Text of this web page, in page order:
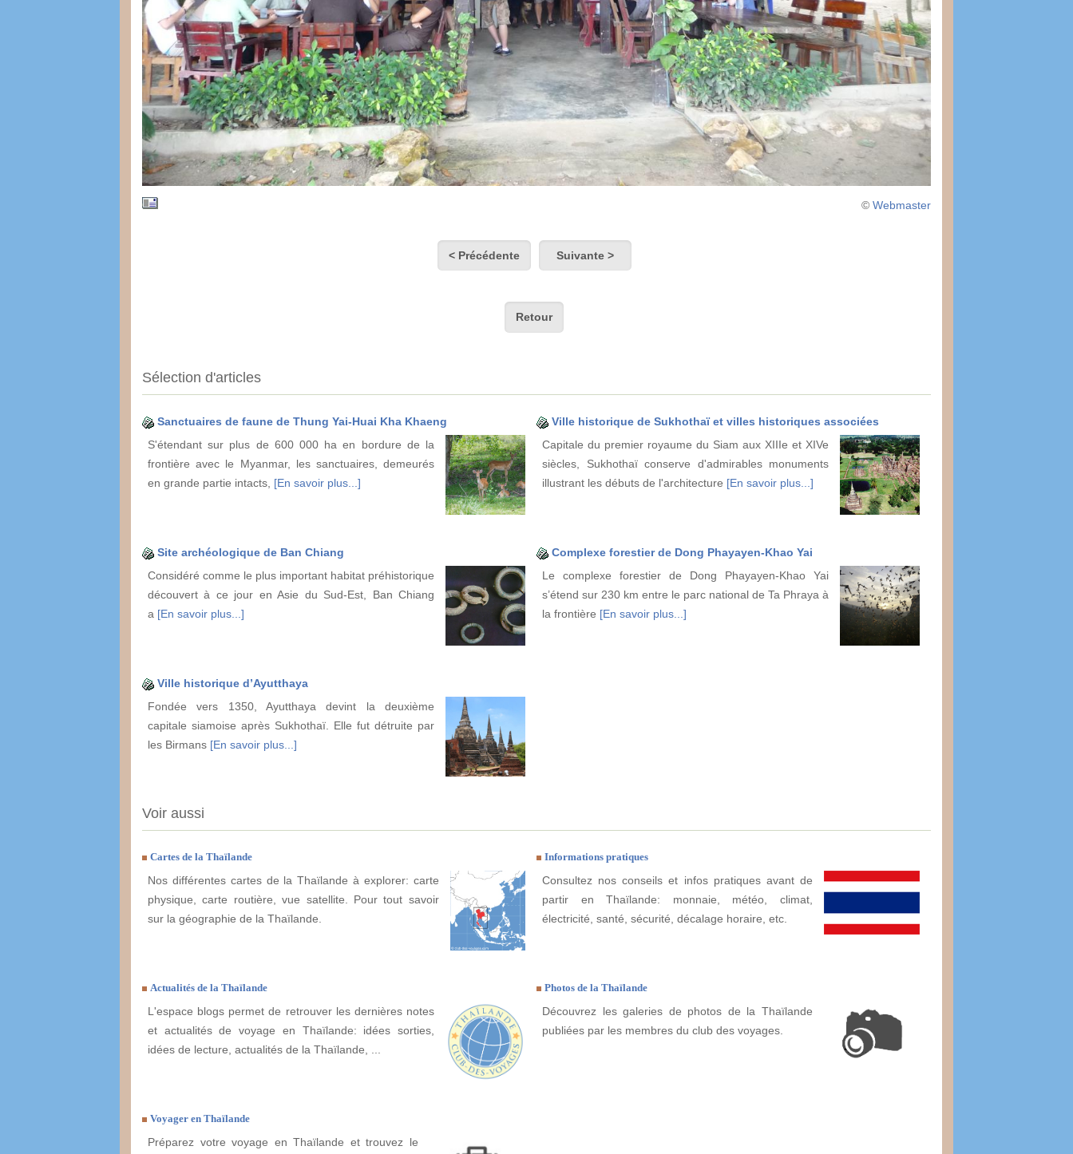
© Webmaster
< Précédente Suivante >
Retour
Sélection d'articles
Sanctuaires de faune de Thung Yai-Huai Kha Khaeng
S'étendant sur plus de 600 000 ha en bordure de la
frontière avec le Myanmar, les sanctuaires, demeurés
en grande partie intacts, [En savoir plus...]
Ville historique de Sukhothaï et villes historiques associées
Capitale du premier royaume du Siam aux XIIIe et XIVe
siècles, Sukhothaï conserve d'admirables monuments
illustrant les débuts de l'architecture [En savoir plus...]
Site archéologique de Ban Chiang
Considéré comme le plus important habitat préhistorique
découvert à ce jour en Asie du Sud-Est, Ban Chiang
a [En savoir plus...]
Complexe forestier de Dong Phayayen-Khao Yai
Le complexe forestier de Dong Phayayen-Khao Yai
s’étend sur 230 km entre le parc national de Ta Phraya à
la frontière [En savoir plus...]
Ville historique d’Ayutthaya
Fondée vers 1350, Ayutthaya devint la deuxième
capitale siamoise après Sukhothaï. Elle fut détruite par
les Birmans [En savoir plus...]
Voir aussi
Cartes de la Thaïlande
Nos différentes cartes de la Thaïlande à explorer: carte
physique, carte routière, vue satellite. Pour tout savoir
sur la géographie de la Thaïlande.
Informations pratiques
Consultez nos conseils et infos pratiques avant de
partir en Thaïlande: monnaie, météo, climat,
électricité, santé, sécurité, décalage horaire, etc.
Actualités de la Thaïlande
L'espace blogs permet de retrouver les dernières notes
et actualités de voyage en Thaïlande: idées sorties,
idées de lecture, actualités de la Thaïlande, ...
Photos de la Thaïlande
Découvrez les galeries de photos de la Thaïlande
publiées par les membres du club des voyages.
Voyager en Thaïlande
Préparez votre voyage en Thaïlande et trouvez le